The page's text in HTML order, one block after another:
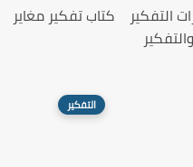
التفكير
كتاب تفكير مغاير
التفكير